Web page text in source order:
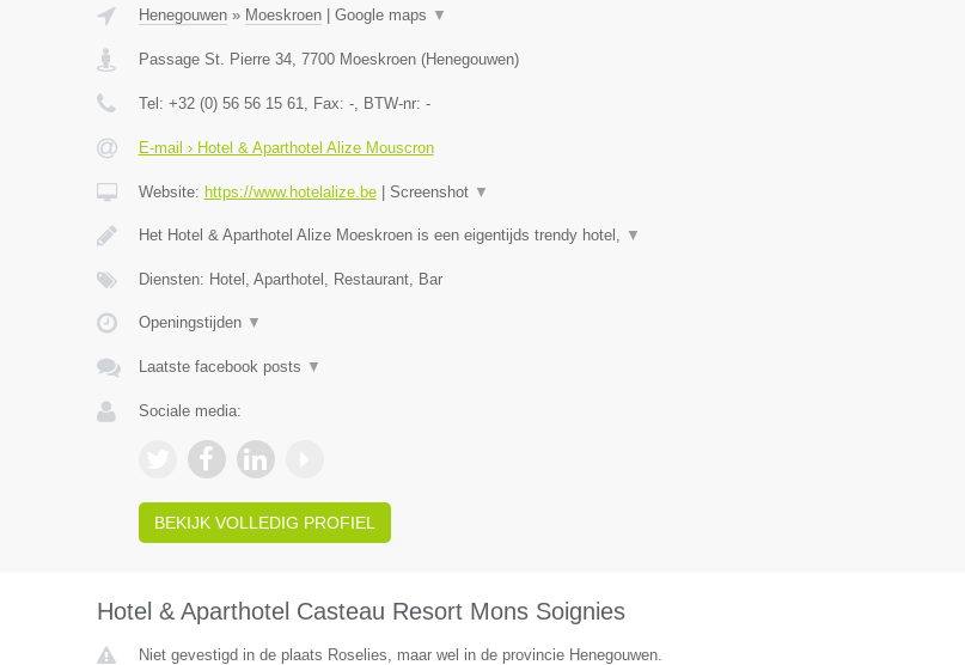
Henegouwen» Moeskroen| Google maps ▼
Passage St. Pierre 34, 7700 Moeskroen(Henegouwen)
Tel: +32 (0) 56 56 15 61, Fax: -, BTW-nr: -
E-mail › Hotel & Aparthotel Alize Mouscron
Website: https://www.hotelalize.be| Screenshot ▼
Het Hotel & Aparthotel Alize Moeskroen is een eigentijds trendy hotel, ▼
Diensten: Hotel, Aparthotel, Restaurant, Bar
Openingstijden ▼
Laatste facebook posts ▼
Sociale media:
BEKIJK VOLLEDIG PROFIEL
Hotel & Aparthotel Casteau Resort Mons Soignies
Niet gevestigd in de plaats Roselies, maar wel in de provincie Henegouwen.